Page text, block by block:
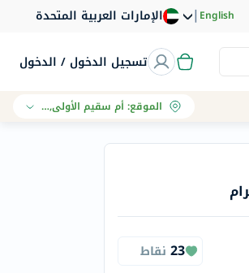
الإمارات العربية المتحدة |English
تسجيل الدخول / الدخول
الموقع:أم سقيم الأولى, دبي
23 نقاط